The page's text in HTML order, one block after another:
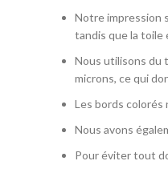
Notre impression
tandis que la toile
Nous utilisons du
microns, ce qui
Les bords colorés
Nous avons
Pour éviter tout